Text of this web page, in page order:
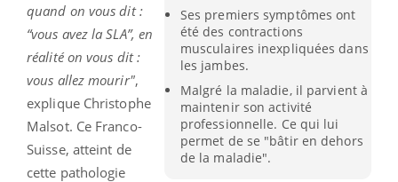
Ses premiers symptômes ont
été des contractions
musculaires inexpliquées dans
les jambes.
Malgré la maladie, il parvient à
maintenir son activité
professionnelle. Ce qui lui
permet de se "bâtir en dehors
de la maladie".
quand on vous dit :
“vous avez la SLA”, en
réalité on vous dit :
vous allez mourir",
explique Christophe
Malsot. Ce Franco-
Suisse, atteint de
cette pathologie